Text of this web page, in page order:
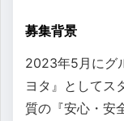
募集背景
2023年5月にグ
ヨタ』としてス
質の『安心・安